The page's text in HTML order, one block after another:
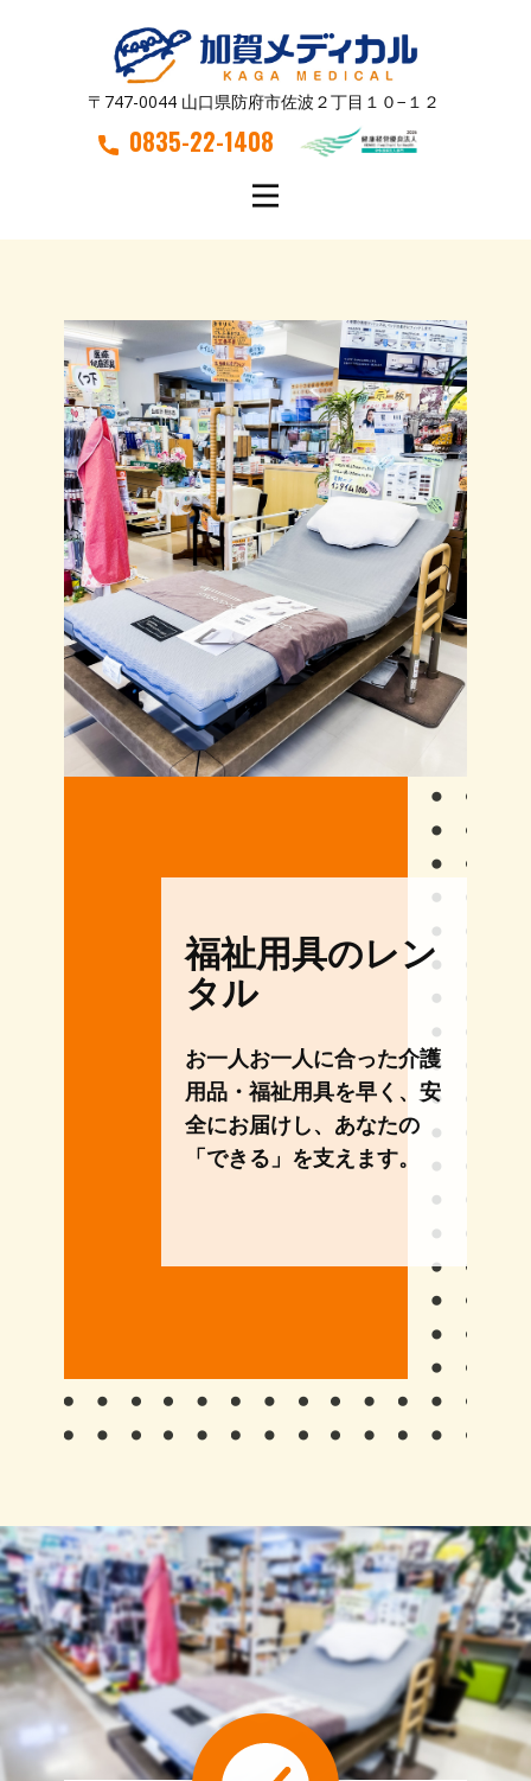
〒747-0044 山口県防府市佐波２丁目１０−１２
0835-22-1408
福祉用具のレン
タル
お一人お一人に合った介護
用品・福祉用具を早く、安
全にお届けし、あなたの
「できる」を支えます。